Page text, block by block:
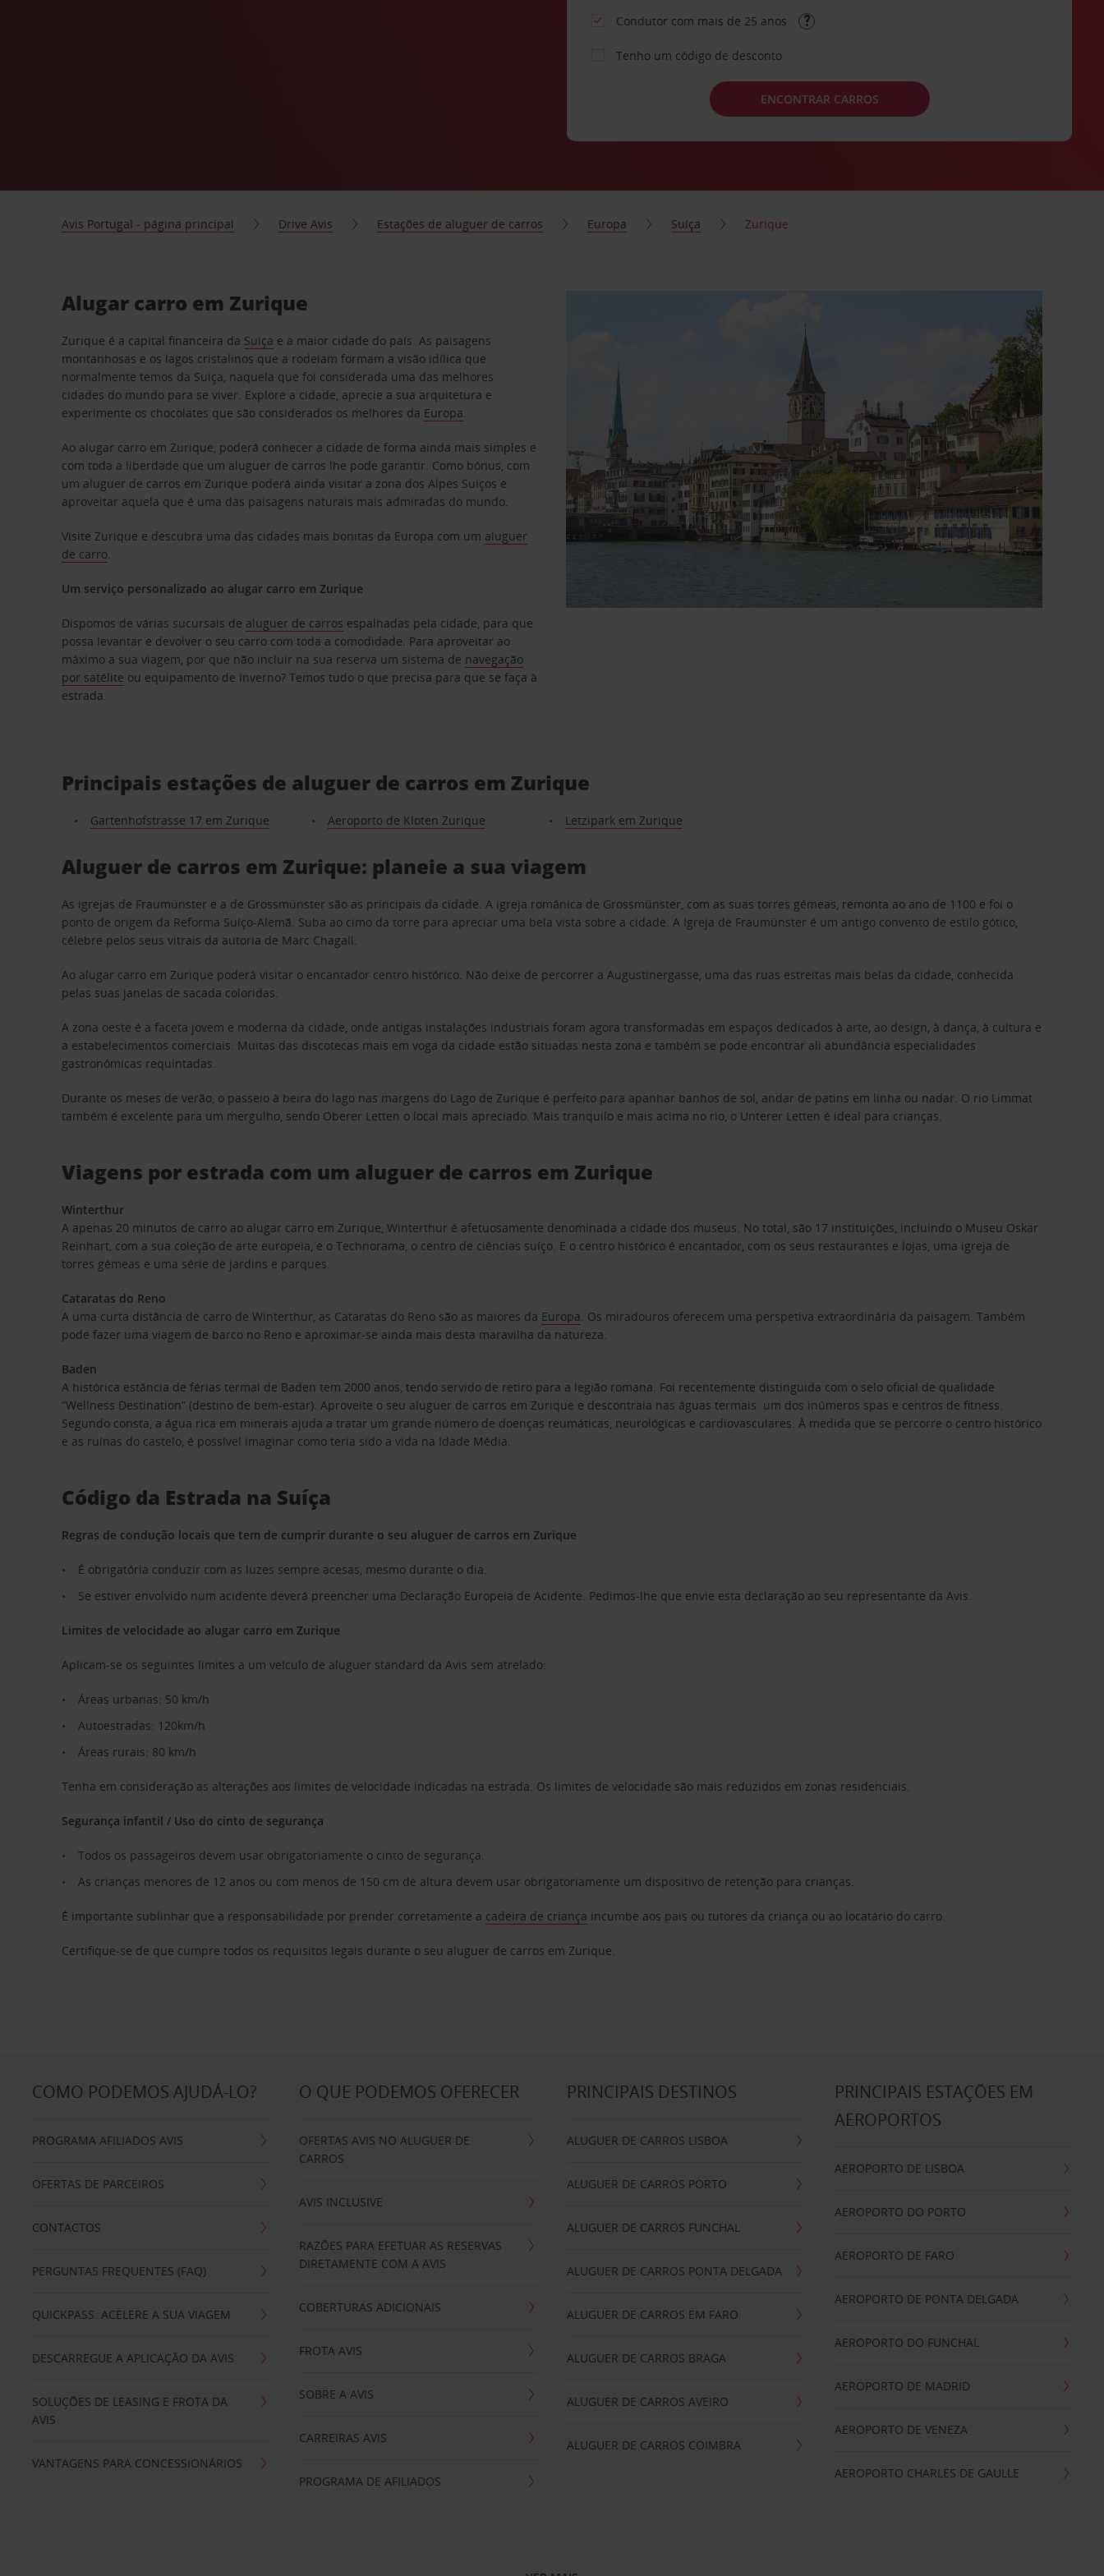
Condutor com mais de 25 anos
Tenho um código de desconto
ENCONTRAR CARROS
Avis Portugal - página principal Drive Avis Estações de aluguer de carros Europa Suíça Zurique
Alugar carro em Zurique
Zurique é a capital financeira da Suiça e a maior cidade do país. As paisagens
montanhosas e os lagos cristalinos que a rodeiam formam a visão idílica que
normalmente temos da Suiça, naquela que foi considerada uma das melhores
cidades do mundo para se viver. Explore a cidade, aprecie a sua arquitetura e
experimente os chocolates que são considerados os melhores da Europa.
Ao alugar carro em Zurique, poderá conhecer a cidade de forma ainda mais simples e
com toda a liberdade que um aluguer de carros lhe pode garantir. Como bónus, com
um aluguer de carros em Zurique poderá ainda visitar a zona dos Alpes Suiços e
aproveitar aquela que é uma das paisagens naturais mais admiradas do mundo.
Visite Zurique e descubra uma das cidades mais bonitas da Europa com um aluguer
de carro.
Um serviço personalizado ao alugar carro em Zurique
Dispomos de várias sucursais de aluguer de carros espalhadas pela cidade, para que
possa levantar e devolver o seu carro com toda a comodidade. Para aproveitar ao
máximo a sua viagem, por que não incluir na sua reserva um sistema de navegação
por satélite ou equipamento de inverno? Temos tudo o que precisa para que se faça à
estrada.
Principais estações de aluguer de carros em Zurique
Gartenhofstrasse 17 em Zurique Aeroporto de Kloten Zurique Letzipark em Zurique
Aluguer de carros em Zurique: planeie a sua viagem
As igrejas de Fraumünster e a de Grossmünster são as principais da cidade. A igreja românica de Grossmünster, com as suas torres gémeas, remonta ao ano de 1100 e foi o
ponto de origem da Reforma Suíço-Alemã. Suba ao cimo da torre para apreciar uma bela vista sobre a cidade. A Igreja de Fraumünster é um antigo convento de estilo gótico,
célebre pelos seus vitrais da autoria de Marc Chagall.
Ao alugar carro em Zurique poderá visitar o encantador centro histórico. Não deixe de percorrer a Augustinergasse, uma das ruas estreitas mais belas da cidade, conhecida
pelas suas janelas de sacada coloridas.
A zona oeste é a faceta jovem e moderna da cidade, onde antigas instalações industriais foram agora transformadas em espaços dedicados à arte, ao design, à dança, à cultura e
a estabelecimentos comerciais. Muitas das discotecas mais em voga da cidade estão situadas nesta zona e também se pode encontrar ali abundância especialidades
gastronómicas requintadas.
Durante os meses de verão, o passeio à beira do lago nas margens do Lago de Zurique é perfeito para apanhar banhos de sol, andar de patins em linha ou nadar. O rio Limmat
também é excelente para um mergulho, sendo Oberer Letten o local mais apreciado. Mais tranquilo e mais acima no rio, o Unterer Letten é ideal para crianças.
Viagens por estrada com um aluguer de carros em Zurique
Winterthur
A apenas 20 minutos de carro ao alugar carro em Zurique, Winterthur é afetuosamente denominada a cidade dos museus. No total, são 17 instituições, incluindo o Museu Oskar
Reinhart, com a sua coleção de arte europeia, e o Technorama, o centro de ciências suíço. E o centro histórico é encantador, com os seus restaurantes e lojas, uma igreja de
torres gémeas e uma série de jardins e parques.
Cataratas do Reno
A uma curta distância de carro de Winterthur, as Cataratas do Reno são as maiores da Europa. Os miradouros oferecem uma perspetiva extraordinária da paisagem. Também
pode fazer uma viagem de barco no Reno e aproximar-se ainda mais desta maravilha da natureza.
Baden
A histórica estância de férias termal de Baden tem 2000 anos, tendo servido de retiro para a legião romana. Foi recentemente distinguida com o selo oficial de qualidade
“Wellness Destination” (destino de bem-estar). Aproveite o seu aluguer de carros em Zurique e descontraia nas águas termais um dos inúmeros spas e centros de fitness.
Segundo consta, a água rica em minerais ajuda a tratar um grande número de doenças reumáticas, neurológicas e cardiovasculares. À medida que se percorre o centro histórico
e as ruínas do castelo, é possível imaginar como teria sido a vida na Idade Média.
Código da Estrada na Suíça
Regras de condução locais que tem de cumprir durante o seu aluguer de carros em Zurique
É obrigatória conduzir com as luzes sempre acesas, mesmo durante o dia.
Se estiver envolvido num acidente deverá preencher uma Declaração Europeia de Acidente. Pedimos-lhe que envie esta declaração ao seu representante da Avis.
Limites de velocidade ao alugar carro em Zurique
Aplicam-se os seguintes limites a um veículo de aluguer standard da Avis sem atrelado:
Áreas urbanas: 50 km/h
Autoestradas: 120km/h
Áreas rurais: 80 km/h
Tenha em consideração as alterações aos limites de velocidade indicadas na estrada. Os limites de velocidade são mais reduzidos em zonas residenciais.
Segurança infantil / Uso do cinto de segurança
Todos os passageiros devem usar obrigatoriamente o cinto de segurança.
As crianças menores de 12 anos ou com menos de 150 cm de altura devem usar obrigatoriamente um dispositivo de retenção para crianças.
É importante sublinhar que a responsabilidade por prender corretamente a cadeira de criança incumbe aos pais ou tutores da criança ou ao locatário do carro.
Certifique-se de que cumpre todos os requisitos legais durante o seu aluguer de carros em Zurique.
COMO PODEMOS AJUDÁ-LO?
PROGRAMA AFILIADOS AVIS
OFERTAS DE PARCEIROS
CONTACTOS
PERGUNTAS FREQUENTES (FAQ)
QUICKPASS: ACELERE A SUA VIAGEM
DESCARREGUE A APLICAÇÃO DA AVIS
SOLUÇÕES DE LEASING E FROTA DA
AVIS
VANTAGENS PARA CONCESSIONÁRIOS
O QUE PODEMOS OFERECER
OFERTAS AVIS NO ALUGUER DE
CARROS
AVIS INCLUSIVE
RAZÕES PARA EFETUAR AS RESERVAS
DIRETAMENTE COM A AVIS
COBERTURAS ADICIONAIS
FROTA AVIS
SOBRE A AVIS
CARREIRAS AVIS
PROGRAMA DE AFILIADOS
PRINCIPAIS DESTINOS
ALUGUER DE CARROS LISBOA
ALUGUER DE CARROS PORTO
ALUGUER DE CARROS FUNCHAL
ALUGUER DE CARROS PONTA DELGADA
ALUGUER DE CARROS EM FARO
ALUGUER DE CARROS BRAGA
ALUGUER DE CARROS AVEIRO
ALUGUER DE CARROS COIMBRA
PRINCIPAIS ESTAÇÕES EM
AEROPORTOS
AEROPORTO DE LISBOA
AEROPORTO DO PORTO
AEROPORTO DE FARO
AEROPORTO DE PONTA DELGADA
AEROPORTO DO FUNCHAL
AEROPORTO DE MADRID
AEROPORTO DE VENEZA
AEROPORTO CHARLES DE GAULLE